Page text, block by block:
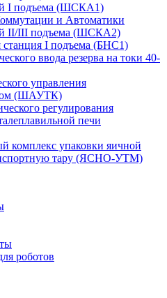
I подъема (ШСКА1)
и Автоматики
II/III подъема (ШСКА2)
станция I подъема (БНС1)
ввода резерва на токи 40-
управления
(ШАУТК)
регулирования
печи
комплекс упаковки яичной
тару (ЯСНО-УТМ)
роботов